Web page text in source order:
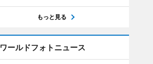
もっと見る
ワールドフォトニュース